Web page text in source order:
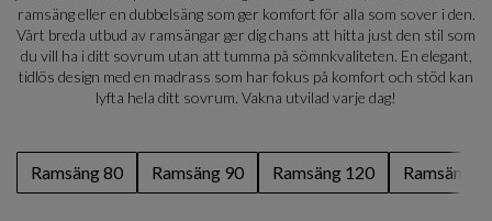
ramsäng eller en dubbelsäng som ger komfort för alla som sover i den.
Vårt breda utbud av ramsängar ger dig chans att hitta just den stil som
du vill ha i ditt sovrum utan att tumma på sömnkvaliteten. En elegant,
tidlös design med en madrass som har fokus på komfort och stöd kan
lyfta hela ditt sovrum. Vakna utvilad varje dag!
Ramsäng 80 Ramsäng 90 Ramsäng 120 Ramsäng